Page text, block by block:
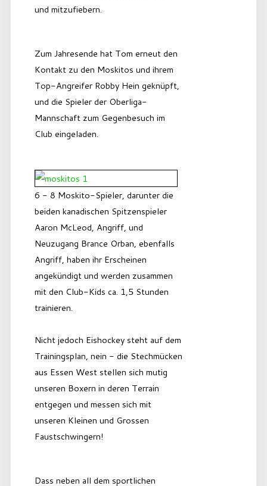
und mitzufiebern.
Zum Jahresende hat Tom erneut den
Kontakt zu den Moskitos und ihrem
Top-Angreifer Robby Hein geknüpft,
und die Spieler der Oberliga-
Mannschaft zum Gegenbesuch im
Club eingeladen.
6 - 8 Moskito-Spieler, darunter die
beiden kanadischen Spitzenspieler
Aaron McLeod, Angriff, und
Neuzugang Brance Orban, ebenfalls
Angriff, haben ihr Erscheinen
angekündigt und werden zusammen
mit den Club-Kids ca. 1,5 Stunden
trainieren.
Nicht jedoch Eishockey steht auf dem
Trainingsplan, nein - die Stechmücken
aus Essen West stellen sich mutig
unseren Boxern in deren Terrain
entgegen und messen sich mit
unseren Kleinen und Grossen
Faustschwingern!
Dass neben all dem sportlichen